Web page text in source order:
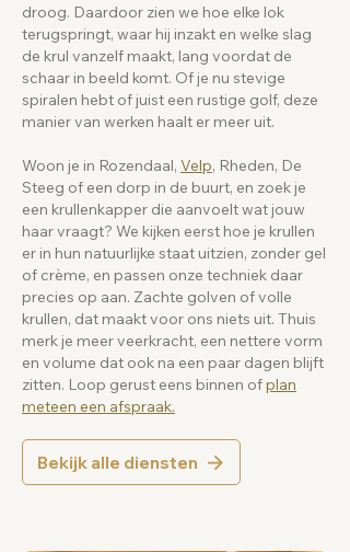
droog. Daardoor zien we hoe elke lok
terugspringt, waar hij inzakt en welke slag
de krul vanzelf maakt, lang voordat de
schaar in beeld komt. Of je nu stevige
spiralen hebt of juist een rustige golf, deze
manier van werken haalt er meer uit.
Woon je in Rozendaal, Velp, Rheden, De
Steeg of een dorp in de buurt, en zoek je
een krullenkapper die aanvoelt wat jouw
haar vraagt? We kijken eerst hoe je krullen
er in hun natuurlijke staat uitzien, zonder gel
of crème, en passen onze techniek daar
precies op aan. Zachte golven of volle
krullen, dat maakt voor ons niets uit. Thuis
merk je meer veerkracht, een nettere vorm
en volume dat ook na een paar dagen blijft
zitten. Loop gerust eens binnen ofplan
meteen een afspraak.
Bekijk alle diensten